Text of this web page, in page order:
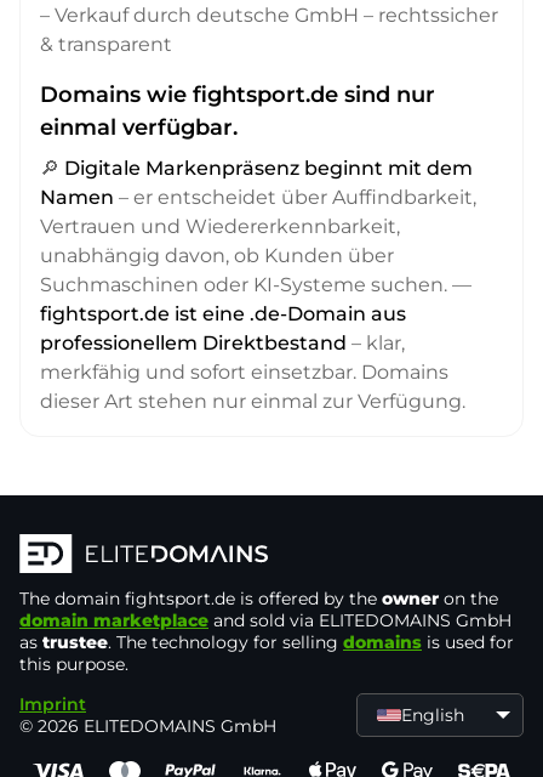
– Verkauf durch deutsche GmbH – rechtssicher
& transparent
Domains wie fightsport.de sind nur
einmal verfügbar.
🔎 Digitale Markenpräsenz beginnt mit dem
Namen – er entscheidet über Auffindbarkeit,
Vertrauen und Wiedererkennbarkeit,
unabhängig davon, ob Kunden über
Suchmaschinen oder KI-Systeme suchen. —
fightsport.de ist eine .de-Domain aus
professionellem Direktbestand – klar,
merkfähig und sofort einsetzbar. Domains
dieser Art stehen nur einmal zur Verfügung.
The domain fightsport.de is offered by the owner on the
domain marketplace and sold via ELITEDOMAINS GmbH
as trustee. The technology for selling domains is used for
this purpose.
Imprint
© 2026 ELITEDOMAINS GmbH
English